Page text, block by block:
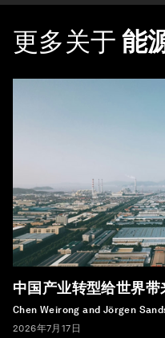
更多关于 能
中国产业转型给世界带
Chen Weirong and Jörgen
2026年7月17日